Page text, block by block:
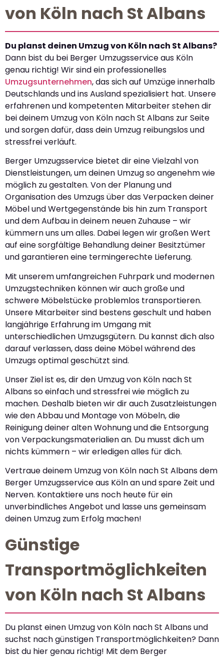
von Köln nach St Albans
Du planst deinen Umzug von Köln nach St Albans?
Dann bist du bei Berger Umzugsservice aus Köln
genau richtig! Wir sind ein professionelles
Umzugsunternehmen, das sich auf Umzüge innerhalb
Deutschlands und ins Ausland spezialisiert hat. Unsere
erfahrenen und kompetenten Mitarbeiter stehen dir
bei deinem Umzug von Köln nach St Albans zur Seite
und sorgen dafür, dass dein Umzug reibungslos und
stressfrei verläuft.
Berger Umzugsservice bietet dir eine Vielzahl von
Dienstleistungen, um deinen Umzug so angenehm wie
möglich zu gestalten. Von der Planung und
Organisation des Umzugs über das Verpacken deiner
Möbel und Wertgegenstände bis hin zum Transport
und dem Aufbau in deinem neuen Zuhause – wir
kümmern uns um alles. Dabei legen wir großen Wert
auf eine sorgfältige Behandlung deiner Besitztümer
und garantieren eine termingerechte Lieferung.
Mit unserem umfangreichen Fuhrpark und modernen
Umzugstechniken können wir auch große und
schwere Möbelstücke problemlos transportieren.
Unsere Mitarbeiter sind bestens geschult und haben
langjährige Erfahrung im Umgang mit
unterschiedlichen Umzugsgütern. Du kannst dich also
darauf verlassen, dass deine Möbel während des
Umzugs optimal geschützt sind.
Unser Ziel ist es, dir den Umzug von Köln nach St
Albans so einfach und stressfrei wie möglich zu
machen. Deshalb bieten wir dir auch Zusatzleistungen
wie den Abbau und Montage von Möbeln, die
Reinigung deiner alten Wohnung und die Entsorgung
von Verpackungsmaterialien an. Du musst dich um
nichts kümmern – wir erledigen alles für dich.
Vertraue deinem Umzug von Köln nach St Albans dem
Berger Umzugsservice aus Köln an und spare Zeit und
Nerven. Kontaktiere uns noch heute für ein
unverbindliches Angebot und lasse uns gemeinsam
deinen Umzug zum Erfolg machen!
Günstige
Transportmöglichkeiten
von Köln nach St Albans
Du planst einen Umzug von Köln nach St Albans und
suchst nach günstigen Transportmöglichkeiten? Dann
bist du hier genau richtig! Mit dem Berger